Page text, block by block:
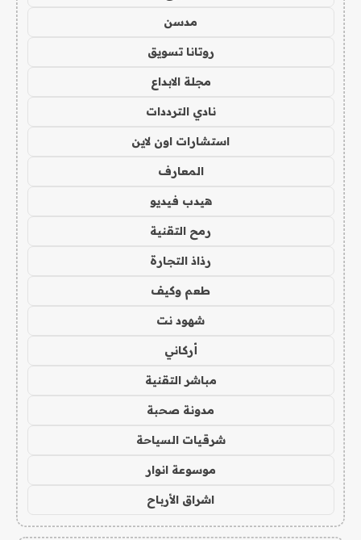
مدسن
روتانا تسويق
مجلة الابداع
نادي الترددات
استشارات اون لاين
المعارف
هيدب فيديو
رمح التقنية
رذاذ التجارة
طعم وكيف
شهود نت
أركاني
مباشر التقنية
مدونة صحبة
شرقيات السياحة
موسوعة انوار
اشراق الأرباح